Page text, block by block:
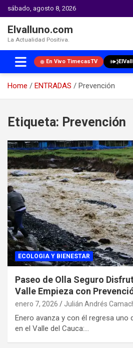
sábado, agosto 8, 2026
Elvalluno.com
La Actualidad Positiva.
En Vivo TimecasTV
Home ENTRADAS
Prevención
content
Etiqueta: Prevención
ECOLOGIA Y BIENESTAR
Paseo de Olla Seguro
Valle Empieza con
enero 7, 2026 Julián Andrés
Enero avanza y con él regresa uno
en el Valle del Cauca:…